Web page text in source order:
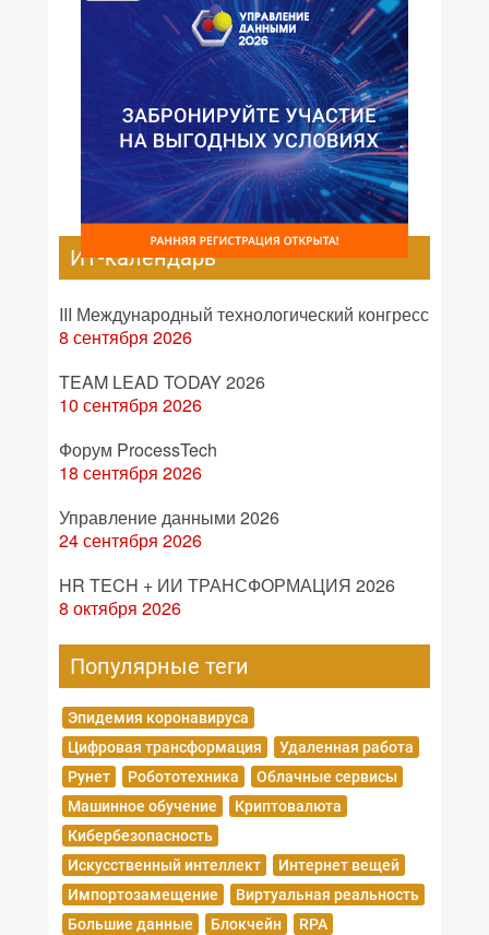
ИТ-календарь
III Международный технологический конгресс
8 сентября 2026
TEAM LEAD TODAY 2026
10 сентября 2026
Форум ProcessTech
18 сентября 2026
Управление данными 2026
24 сентября 2026
HR TECH + ИИ ТРАНСФОРМАЦИЯ 2026
8 октября 2026
Популярные теги
Эпидемия коронавируса
Цифровая трансформация
Удаленная работа
Рунет
Робототехника
Облачные сервисы
Машинное обучение
Криптовалюта
Кибербезопасность
Искусственный интеллект
Интернет вещей
Импортозамещение
Виртуальная реальность
Большие данные
Блокчейн
RPA